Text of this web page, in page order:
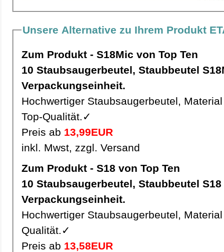
Unsere Alternative zu Ihrem Produkt
Zum Produkt - S18Mic von Top Ten
10 Staubsaugerbeutel, Staubbeutel S18Mic pro
Verpackungseinheit.
Hochwertiger Staubsaugerbeutel,
Top-Qualität.✓
Preis ab 13,99EUR
inkl. Mwst, zzgl. Versand
Zum Produkt - S18 von Top Ten
10 Staubsaugerbeutel, Staubbeutel S18 pro
Verpackungseinheit.
Hochwertiger Staubsaugerbeutel,
Qualität.✓
Preis ab 13,58EUR